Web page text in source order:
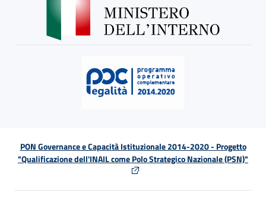
PON Governance e Capacità Istituzionale 2014-2020 - Progetto
"Qualificazione dell'INAIL come Polo Strategico Nazionale (PSN)"